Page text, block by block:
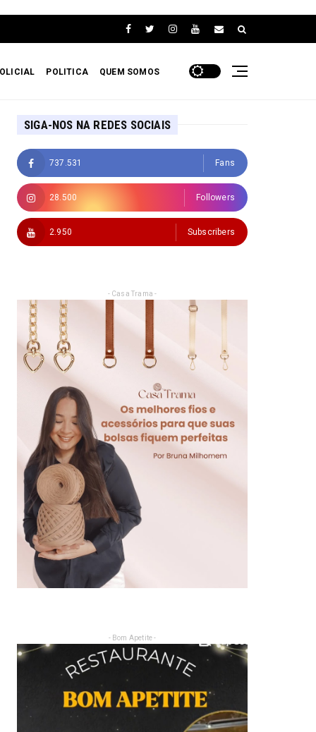
POLITICA QUEM SOMOS
SIGA-NOS NA REDES SOCIAIS
737.531 Fans
28.500 Followers
2.950 Subscribers
- Casa Trama -
- Bom Apetite -